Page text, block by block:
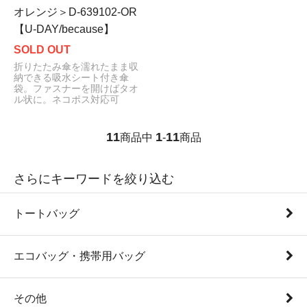
オレンジ＞D-639102-OR
【U-DAY/because】
SOLD OUT
折りたたみ傘を濡れたまま収
納できる吸水シート付き傘
袋。ファスナーを開けばタオ
ル状に。ネコポス対応可
11商品中 1-11商品
さらにキーワードを絞り込む
トートバッグ
エコバッグ・携帯用バッグ
その他